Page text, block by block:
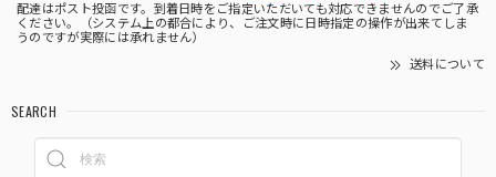
配達はポスト投函です。到着日時をご指定いただいても対応できませんのでご了承
ください。（システム上の都合により、ご注文時に日時指定の操作が出来てしま
うのですが実際には承れません）
送料について
SEARCH